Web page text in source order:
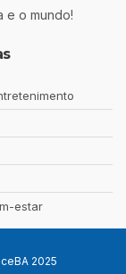
e o mundo!
estar
2025